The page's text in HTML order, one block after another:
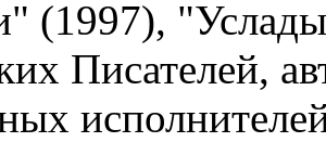
(1997),
Писателей,